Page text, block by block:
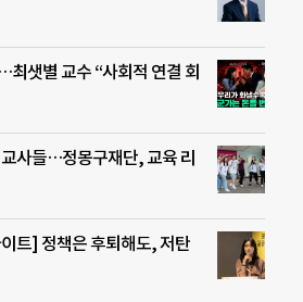
샛별 교수 “사회적 연결 회
사들…정몽구재단, 교육 리
트] 정책은 후퇴해도, 저탄